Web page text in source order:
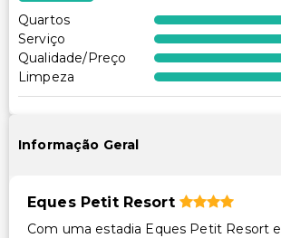
Recepção acessível para cadeira de
Outros serviços
Cofre na recepção
Quartos
Serviço
Qualidade/Preço
Limpeza
Informação Geral
Eques Petit Resort
Com uma estadia Eques Petit Resort